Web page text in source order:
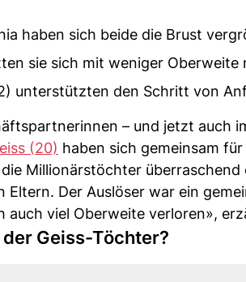
haben sich beide die Brust
sie sich mit weniger
unterstützten den Schritt von
– und jetzt auch
(20) haben sich gemeinsam
Millionärstöchter
Der Auslöser war ein
viel Oberweite verloren»,
Geiss-Töchter?